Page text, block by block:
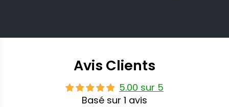
Avis Clients
5.00 sur 5
Basé sur 1 avis